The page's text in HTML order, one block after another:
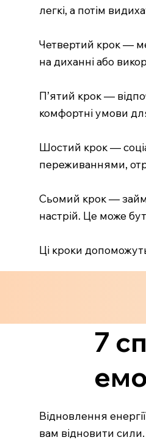
легкі, а потім
Четвертий крок —
на диханні або
П’ятий крок —
комфортні умови
Шостий крок —
переживаннями,
Сьомий крок —
настрій. Це може
Ці кроки
7
Відновлення
вам відновити сили.